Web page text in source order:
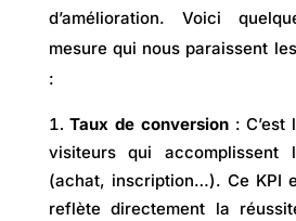
d’amélioration. Voici
mesure qui nous paraissent
:
Taux de conversion :
visiteurs qui accomplissent
(achat, inscription…). Ce KPI
reflète directement la